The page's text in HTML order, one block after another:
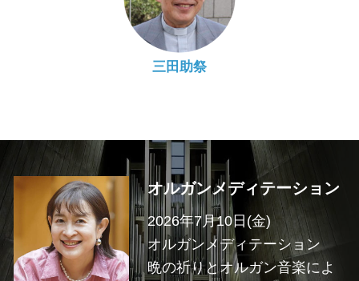
三田助祭
オルガンメディテーション
2026年7月10日(金)
オルガンメディテーション
晩の祈りとオルガン音楽によ